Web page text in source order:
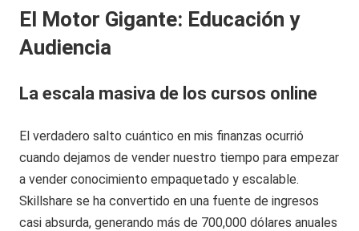
El Motor Gigante: Educación y
Audiencia
La escala masiva de los cursos online
El verdadero salto cuántico en mis finanzas ocurrió
cuando dejamos de vender nuestro tiempo para empezar
a vender conocimiento empaquetado y escalable.
Skillshare se ha convertido en una fuente de ingresos
casi absurda, generando más de 700,000 dólares anuales